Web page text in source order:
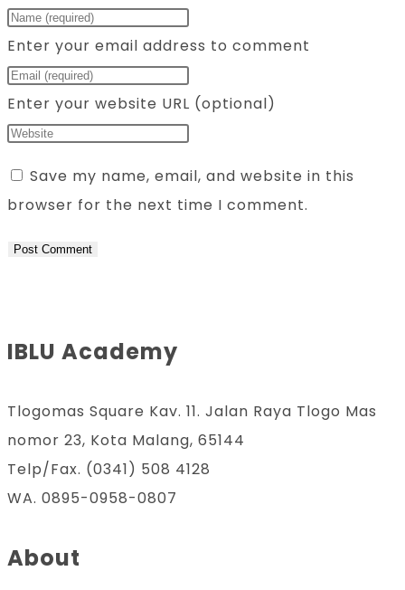
Enter your email address to comment
Enter your website URL (optional)
Save my name, email, and website in this
browser for the next time I comment.
IBLU Academy
Tlogomas Square Kav. 11. Jalan Raya Tlogo Mas
nomor 23, Kota Malang, 65144
Telp/Fax. (0341) 508 4128
WA. 0895-0958-0807
About